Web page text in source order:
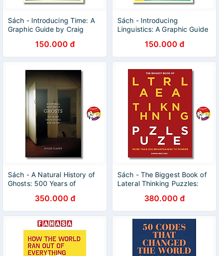
Sách - Introducing Time: A
Graphic Guide by Craig
Ngoại văn Nhập khẩu
150.000 đ
Sách - Introducing
Linguistics: A Graphic Guide
Ngoại văn Nhập khẩu
150.000 đ
Sách - A Natural History of
Ghosts: 500 Years of
Clarke | Ngoại văn
350.000 đ
Sách - The Biggest Book of
Lateral Thinking Puzzles:
by Erwin Brecher
380.000 đ